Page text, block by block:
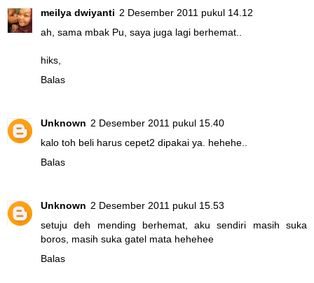
meilya dwiyanti 2 Desember 2011 pukul 14.12
ah, sama mbak Pu, saya juga lagi berhemat..
hiks,
Balas
Unknown 2 Desember 2011 pukul 15.40
kalo toh beli harus cepet2 dipakai ya. hehehe..
Balas
Unknown 2 Desember 2011 pukul 15.53
setuju deh mending berhemat, aku sendiri masih suka
boros, masih suka gatel mata hehehee
Balas